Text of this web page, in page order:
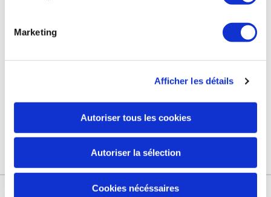
Marketing
Afficher les détails
Autoriser tous les cookies
Autoriser la sélection
Cookies nécéssaires
كوني أوّل من يتوصّل بآخرالمستجدّات والأخبار والعروض الحصرية.
عنوانك الإلكتروني
من خلال التأكد من تسجيلي ، فأنا أفوض يورياج لاستخدام عنوان بريدي